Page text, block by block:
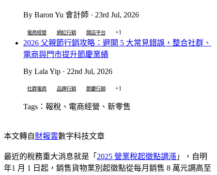
By Baron Yu 會計師 · 23rd Jul, 2026
電商經營 網紅行銷 開店平台 +1
2026 父親節行銷攻略：避開 5 大常見錯誤，整合社群、
電商與門市提升節慶業績
By Lala Yip · 22nd Jul, 2026
社群電商 品牌行銷 節慶行銷 +1
Tags：報稅、電商經營、新零售
本文轉自財報雲數字科技文章
最近的稅務重大消息就是「 2025 營業稅起徵點調漲 」，自明
年1 月 1 日起，銷售貨物業別起徵點從每月銷售 8 萬元調高至